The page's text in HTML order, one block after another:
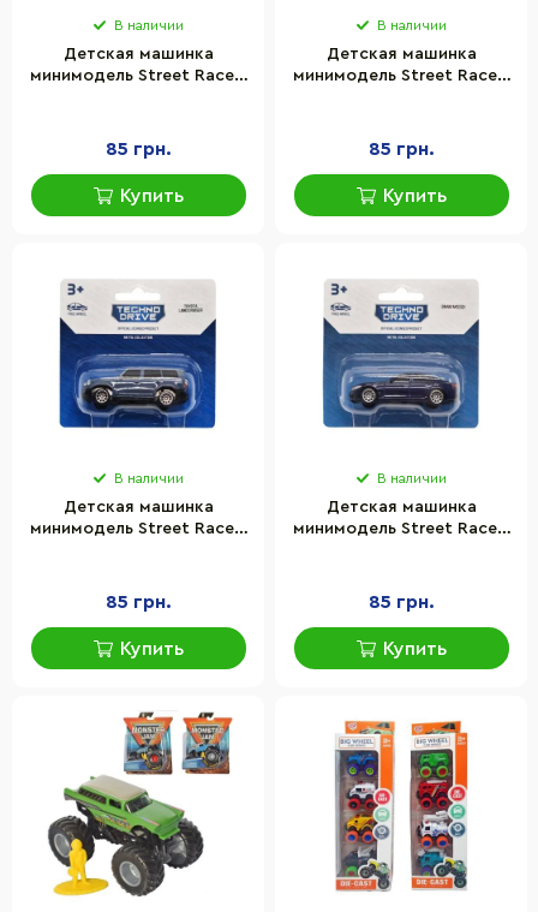
В наличии
Детская машинка
минимодель Street Racers
85 грн.
Купить
В наличии
Детская машинка
минимодель Street Racers
85 грн.
Купить
В наличии
Детская машинка
минимодель Street Racers
85 грн.
Купить
В наличии
Детская машинка
минимодель Street Racers
85 грн.
Купить